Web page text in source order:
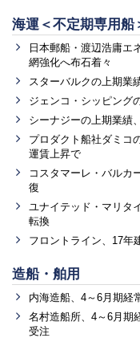
海運＜不定期専用船
日本郵船・渡辺浩庸エ
網強化へ布石着々
スターバルクの上期業
ジェンコ・シッピング
シーナジーの上期業績
プロダクト船社ダミコ
運賃上昇で
コスタマーレ・バルカ
復
ユナイテッド・マリタ
転換
フロントライン、17年
造船・舶用
内海造船、4～6月期経
名村造船所、4～6月期
受注